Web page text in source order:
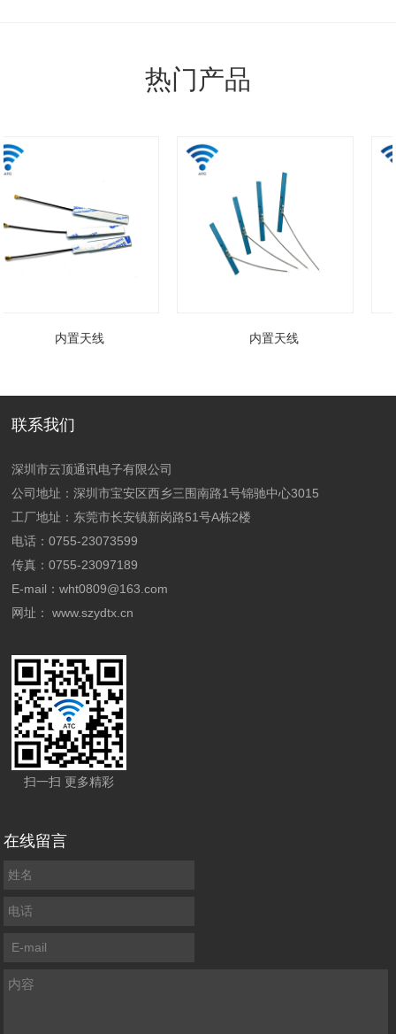
热门产品
内置天线 内置天线
联系我们
深圳市云顶通讯电子有限公司
公司地址：深圳市宝安区西乡三围南路1号锦驰中心3015
工厂地址： 东莞市长安镇新岗路51号A栋2楼
电话：0755-23073599
传真：0755-23097189
E-mail：wht0809@163.com
网址：www.szydtx.cn
扫一扫 更多精彩
在线留言